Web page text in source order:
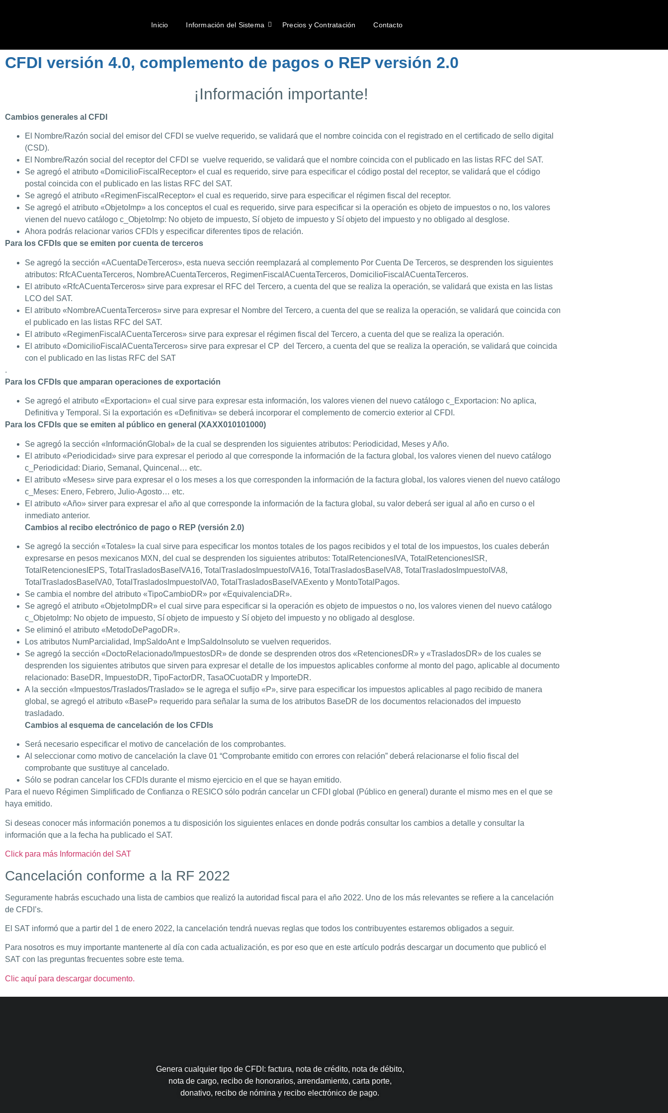
Inicio Información del Sistema Precios y Contratación Contacto
CFDI versión 4.0, complemento de pagos o REP versión 2.0
¡Información importante!
Cambios generales al CFDI
El Nombre/Razón social del emisor del CFDI se vuelve requerido, se validará que el nombre coincida con el registrado en el certificado de sello digital
(CSD).
El Nombre/Razón social del receptor del CFDI se vuelve requerido, se validará que el nombre coincida con el publicado en las listas RFC del SAT.
Se agregó el atributo «DomicilioFiscalReceptor» el cual es requerido, sirve para especificar el código postal del receptor, se validará que el código
postal coincida con el publicado en las listas RFC del SAT.
Se agregó el atributo «RegimenFiscalReceptor» el cual es requerido, sirve para especificar el régimen fiscal del receptor.
Se agregó el atributo «ObjetoImp» a los conceptos el cual es requerido, sirve para especificar si la operación es objeto de impuestos o no, los valores
vienen del nuevo catálogo c_ObjetoImp: No objeto de impuesto, Sí objeto de impuesto y Sí objeto del impuesto y no obligado al desglose.
Ahora podrás relacionar varios CFDIs y especificar diferentes tipos de relación.
Para los CFDIs que se emiten por cuenta de terceros
Se agregó la sección «ACuentaDeTerceros», esta nueva sección reemplazará al complemento Por Cuenta De Terceros, se desprenden los siguientes
atributos: RfcACuentaTerceros, NombreACuentaTerceros, RegimenFiscalACuentaTerceros, DomicilioFiscalACuentaTerceros.
El atributo «RfcACuentaTerceros» sirve para expresar el RFC del Tercero, a cuenta del que se realiza la operación, se validará que exista en las listas
LCO del SAT.
El atributo «NombreACuentaTerceros» sirve para expresar el Nombre del Tercero, a cuenta del que se realiza la operación, se validará que coincida con
el publicado en las listas RFC del SAT.
El atributo «RegimenFiscalACuentaTerceros» sirve para expresar el régimen fiscal del Tercero, a cuenta del que se realiza la operación.
El atributo «DomicilioFiscalACuentaTerceros» sirve para expresar el CP del Tercero, a cuenta del que se realiza la operación, se validará que coincida
con el publicado en las listas RFC del SAT
.
Para los CFDIs que amparan operaciones de exportación
Se agregó el atributo «Exportacion» el cual sirve para expresar esta información, los valores vienen del nuevo catálogo c_Exportacion: No aplica,
Definitiva y Temporal. Si la exportación es «Definitiva» se deberá incorporar el complemento de comercio exterior al CFDI.
Para los CFDIs que se emiten al público en general (XAXX010101000)
Se agregó la sección «InformaciónGlobal» de la cual se desprenden los siguientes atributos: Periodicidad, Meses y Año.
El atributo «Periodicidad» sirve para expresar el periodo al que corresponde la información de la factura global, los valores vienen del nuevo catálogo
c_Periodicidad: Diario, Semanal, Quincenal… etc.
El atributo «Meses» sirve para expresar el o los meses a los que corresponden la información de la factura global, los valores vienen del nuevo catálogo
c_Meses: Enero, Febrero, Julio-Agosto… etc.
El atributo «Año» sirver para expresar el año al que corresponde la información de la factura global, su valor deberá ser igual al año en curso o el
inmediato anterior.
Cambios al recibo electrónico de pago o REP (versión 2.0)
Se agregó la sección «Totales» la cual sirve para especificar los montos totales de los pagos recibidos y el total de los impuestos, los cuales deberán
expresarse en pesos mexicanos MXN, del cual se desprenden los siguientes atributos: TotalRetencionesIVA, TotalRetencionesISR,
TotalRetencionesIEPS, TotalTrasladosBaseIVA16, TotalTrasladosImpuestoIVA16, TotalTrasladosBaseIVA8, TotalTrasladosImpuestoIVA8,
TotalTrasladosBaseIVA0, TotalTrasladosImpuestoIVA0, TotalTrasladosBaseIVAExento y MontoTotalPagos.
Se cambia el nombre del atributo «TipoCambioDR» por «EquivalenciaDR».
Se agregó el atributo «ObjetoImpDR» el cual sirve para especificar si la operación es objeto de impuestos o no, los valores vienen del nuevo catálogo
c_ObjetoImp: No objeto de impuesto, Sí objeto de impuesto y Sí objeto del impuesto y no obligado al desglose.
Se eliminó el atributo «MetodoDePagoDR».
Los atributos NumParcialidad, ImpSaldoAnt e ImpSaldoInsoluto se vuelven requeridos.
Se agregó la sección «DoctoRelacionado/ImpuestosDR» de donde se desprenden otros dos «RetencionesDR» y «TrasladosDR» de los cuales se
desprenden los siguientes atributos que sirven para expresar el detalle de los impuestos aplicables conforme al monto del pago, aplicable al documento
relacionado: BaseDR, ImpuestoDR, TipoFactorDR, TasaOCuotaDR y ImporteDR.
A la sección «Impuestos/Traslados/Traslado» se le agrega el sufijo «P», sirve para especificar los impuestos aplicables al pago recibido de manera
global, se agregó el atributo «BaseP» requerido para señalar la suma de los atributos BaseDR de los documentos relacionados del impuesto
trasladado.
Cambios al esquema de cancelación de los CFDIs
Será necesario especificar el motivo de cancelación de los comprobantes.
Al seleccionar como motivo de cancelación la clave 01 “Comprobante emitido con errores con relación” deberá relacionarse el folio fiscal del
comprobante que sustituye al cancelado.
Sólo se podran cancelar los CFDIs durante el mismo ejercicio en el que se hayan emitido.
Para el nuevo Régimen Simplificado de Confianza o RESICO sólo podrán cancelar un CFDI global (Público en general) durante el mismo mes en el que se
haya emitido.
Si deseas conocer más información ponemos a tu disposición los siguientes enlaces en donde podrás consultar los cambios a detalle y consultar la
información que a la fecha ha publicado el SAT.
Click para más Información del SAT
Cancelación conforme a la RF 2022
Seguramente habrás escuchado una lista de cambios que realizó la autoridad fiscal para el año 2022. Uno de los más relevantes se refiere a la cancelación
de CFDI’s.
El SAT informó que a partir del 1 de enero 2022, la cancelación tendrá nuevas reglas que todos los contribuyentes estaremos obligados a seguir.
Para nosotros es muy importante mantenerte al día con cada actualización, es por eso que en este artículo podrás descargar un documento que publicó el
SAT con las preguntas frecuentes sobre este tema.
Clic aquí para descargar documento.
Genera cualquier tipo de CFDI: factura, nota de crédito, nota de débito,
nota de cargo, recibo de honorarios, arrendamiento, carta porte,
donativo, recibo de nómina y recibo electrónico de pago.